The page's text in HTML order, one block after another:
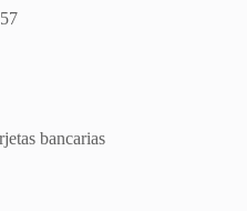
bancarias